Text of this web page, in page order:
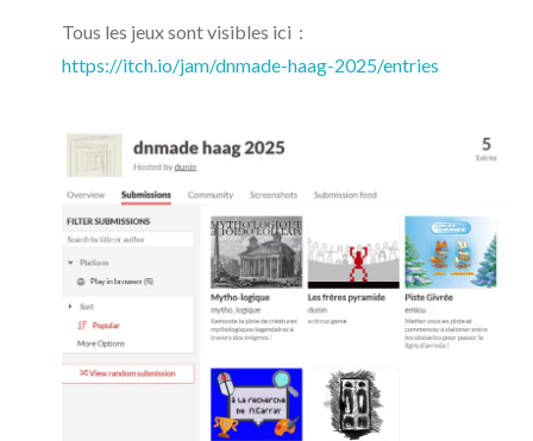
Tous les jeux sont visibles ici :
https://itch.io/jam/dnmade-haag-2025/entries